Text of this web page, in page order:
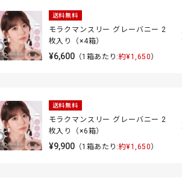
送料無料
モラクマンスリー グレーバニー 2
枚入り（×4箱）
¥6,600（1箱あたり:約¥1,650）
送料無料
モラクマンスリー グレーバニー 2
枚入り（×6箱）
¥9,900（1箱あたり:約¥1,650）